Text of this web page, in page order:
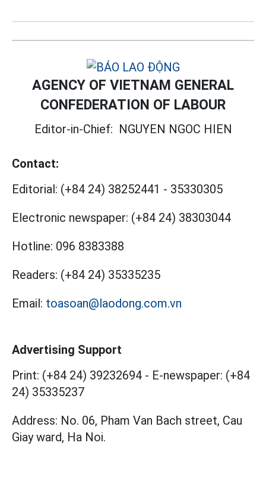
AGENCY OF VIETNAM GENERAL
CONFEDERATION OF LABOUR
Editor-in-Chief: NGUYEN NGOC HIEN
Contact:
Editorial: (+84 24) 38252441 - 35330305
Electronic newspaper: (+84 24) 38303044
Hotline: 096 8383388
Readers: (+84 24) 35335235
Email: toasoan@laodong.com.vn
Advertising Support
Print: (+84 24) 39232694 - E-newspaper: (+84
24) 35335237
Address: No. 06, Pham Van Bach street, Cau
Giay ward, Ha Noi.